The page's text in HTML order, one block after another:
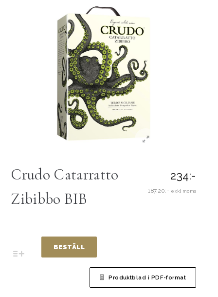
Crudo Catarratto
Zibibbo BIB
234:-
187,20:- exkl moms
BESTÄLL
Produktblad i PDF-format